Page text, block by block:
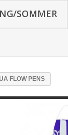
SOMMER
FLOW PENS